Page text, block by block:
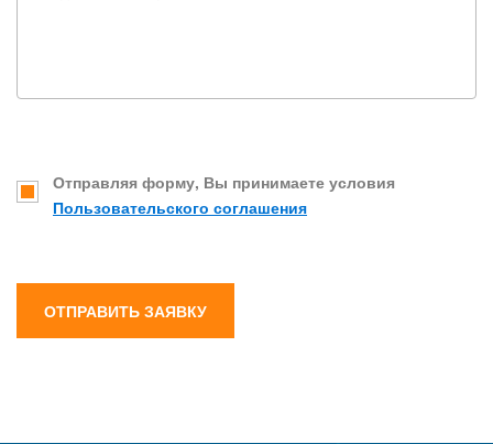
Отправляя форму, Вы принимаете условия
Пользовательского соглашения
ОТПРАВИТЬ ЗАЯВКУ